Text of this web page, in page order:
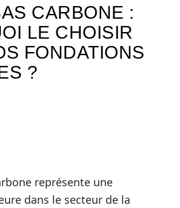
CARBONE :
LE CHOISIR
FONDATIONS
?
représente une
dans le secteur de la